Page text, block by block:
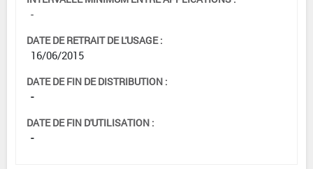
-
DATE DE RETRAIT DE L'USAGE :
16/06/2015
DATE DE FIN DE DISTRIBUTION :
-
DATE DE FIN D'UTILISATION :
-